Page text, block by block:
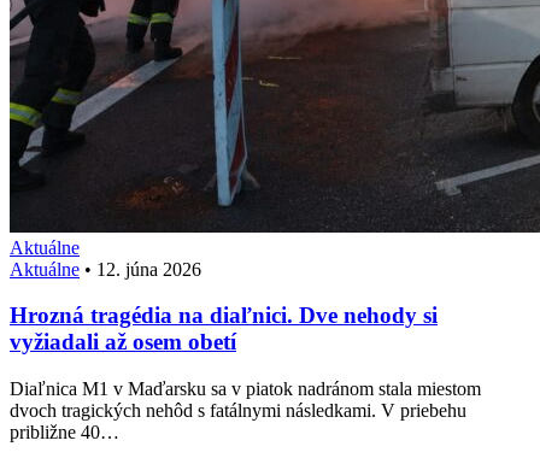
Aktuálne
Aktuálne • 12. júna 2026
Hrozná tragédia na diaľnici. Dve nehody si
vyžiadali až osem obetí
Diaľnica M1 v Maďarsku sa v piatok nadránom stala miestom
dvoch tragických nehôd s fatálnymi následkami. V priebehu
približne 40…